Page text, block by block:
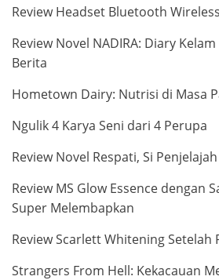
Review Headset Bluetooth
Review Novel NADIRA: Diary
Berita
Hometown Dairy: Nutrisi di Masa
Ngulik 4 Karya Seni dari 4 Perupa
Review Novel Respati, Si
Review MS Glow Essence dengan
Super Melembapkan
Review Scarlett Whitening Setelah
Strangers From Hell: Kekacauan